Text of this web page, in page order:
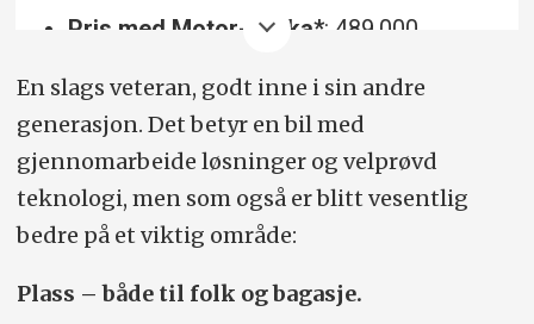
Pris med Motor-pakka*: 489.000
Motor/drivlinje:65,4 kWt batteri, 218 hk,
255 Nm, ett-trinns automat,
forhjulstrekk.
Rekkevidde/forbruk (WLTP ):Opptil 514
km /14,7 kWt/100 km. Rekkevidde
(WLTP), testbil med 19-toms hjul: 454
En slags veteran, godt inne i sin andre
generasjon. Det betyr en bil med
gjennomarbeide løsninger og velprøvd
teknologi, men som også er blitt vesentlig
bedre på et viktig område:
Plass – både til folk og bagasje.